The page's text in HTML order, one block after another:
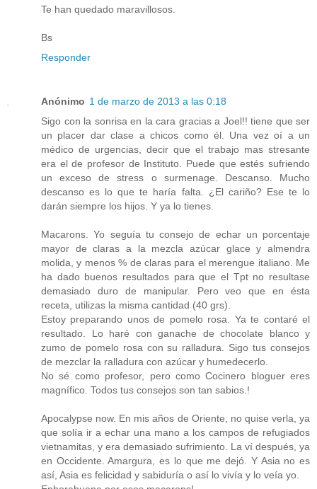
Te han quedado maravillosos.
Bs
Responder
Anónimo 1 de marzo de 2013 a las 0:18
Sigo con la sonrisa en la cara gracias a Joel!! tiene que ser
un placer dar clase a chicos como él. Una vez oí a un
médico de urgencias, decir que el trabajo mas stresante
era el de profesor de Instituto. Puede que estés sufriendo
un exceso de stress o surmenage. Descanso. Mucho
descanso es lo que te haría falta. ¿El cariño? Ese te lo
darán siempre los hijos. Y ya lo tienes.
Macarons. Yo seguía tu consejo de echar un porcentaje
mayor de claras a la mezcla azúcar glace y almendra
molida, y menos % de claras para el merengue italiano. Me
ha dado buenos resultados para que el Tpt no resultase
demasiado duro de manipular. Pero veo que en ésta
receta, utilizas la misma cantidad (40 grs).
Estoy preparando unos de pomelo rosa. Ya te contaré el
resultado. Lo haré con ganache de chocolate blanco y
zumo de pomelo rosa con su ralladura. Sigo tus consejos
de mezclar la ralladura con azúcar y humedecerlo.
No sé como profesor, pero como Cocinero bloguer eres
magnífico. Todos tus consejos son tan sabios.!
Apocalypse now. En mis años de Oriente, no quise verla, ya
que solía ir a echar una mano a los campos de refugiados
vietnamitas, y era demasiado sufrimiento. La ví después, ya
en Occidente. Amargura, es lo que me dejó. Y Asia no es
así, Asia es felicidad y sabiduría o así lo vivía y lo veía yo.